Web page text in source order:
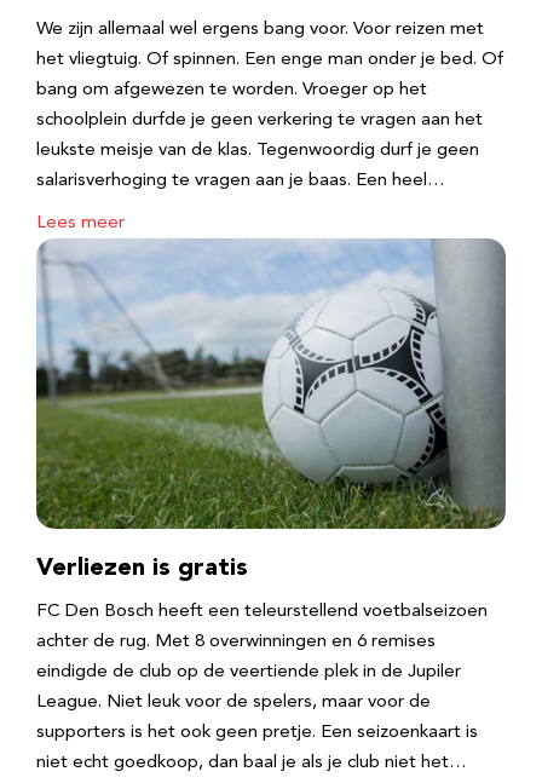
We zijn allemaal wel ergens bang voor. Voor reizen met
het vliegtuig. Of spinnen. Een enge man onder je bed. Of
bang om afgewezen te worden. Vroeger op het
schoolplein durfde je geen verkering te vragen aan het
leukste meisje van de klas. Tegenwoordig durf je geen
salarisverhoging te vragen aan je baas. Een heel…
Lees meer
Verliezen is gratis
FC Den Bosch heeft een teleurstellend voetbalseizoen
achter de rug. Met 8 overwinningen en 6 remises
eindigde de club op de veertiende plek in de Jupiler
League. Niet leuk voor de spelers, maar voor de
supporters is het ook geen pretje. Een seizoenkaart is
niet echt goedkoop, dan baal je als je club niet het…